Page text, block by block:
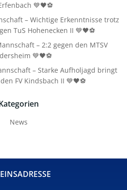
💙🖤⚽
– Wichtige Erkenntnisse trotz
TuS Hohenecken II 💙🖤⚽
– 2:2 gegen den MTSV
💙🖤⚽
– Starke Aufholjagd bringt
FV Kindsbach II 💙🖤⚽
News